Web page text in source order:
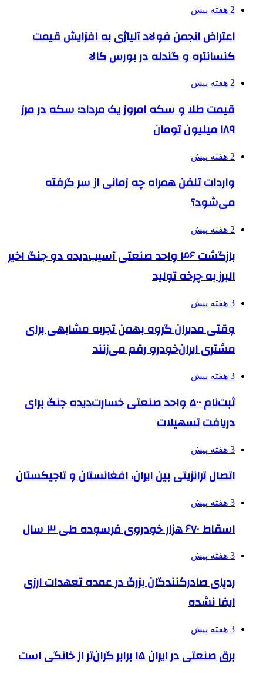
2 هفته پیش
اعتراض انجمن فولاد آلیاژی به افزایش قیمت
کنسانتره و گندله در بورس کالا
2 هفته پیش
قیمت طلا و سکه امروز یک مرداد؛ سکه در مرز
۱۸۹ میلیون تومان
2 هفته پیش
واردات تلفن همراه چه زمانی از سر گرفته
می‌شود؟
2 هفته پیش
بازگشت ۴۶ واحد صنعتی آسیب‌دیده دو جنگ اخیر
البرز به چرخه تولید
3 هفته پیش
وقتی مدیران گروه بهمن تجربه مشابهی برای
مشتری ایران‌خودرو رقم می‌زنند
3 هفته پیش
ثبت‌نام ۵۰۰ واحد صنعتی خسارت‌دیده جنگ برای
دریافت تسهیلات
3 هفته پیش
اتصال ترانزیتی بین ایران، افغانستان و تاجیکستان
3 هفته پیش
اسقاط ۶۷۰ هزار خودروی فرسوده طی ۳ سال
3 هفته پیش
ردپای صادرکنندگان بزرگ در عمده تعهدات ارزی
ایفا نشده
3 هفته پیش
برق صنعتی در ایران ۱۵ برابر گران‌تر از خانگی است